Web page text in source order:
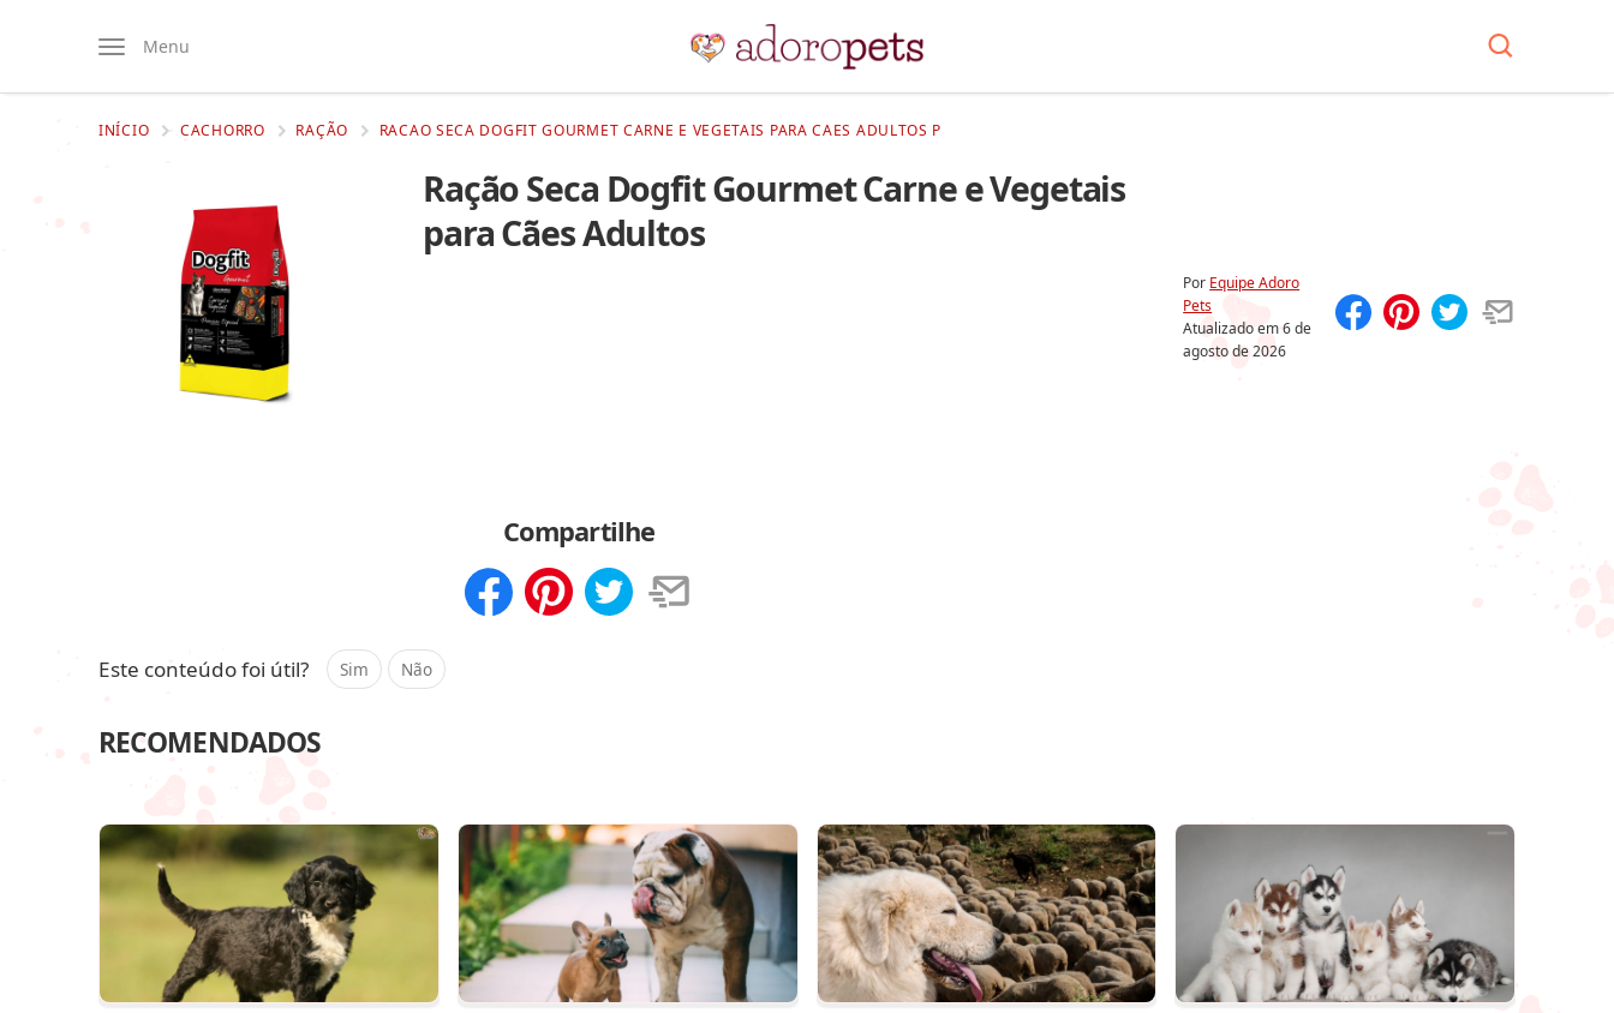
Menu
INÍCIO CACHORRO RAÇÃO RACAO SECA DOGFIT GOURMET CARNE E VEGETAIS PARA CAES ADULTOS P
Ração Seca Dogfit Gourmet Carne e Vegetais
para Cães Adultos
Por Equipe Adoro
Pets
Atualizado em6 de
agosto de 2026
Compartilhe
Este conteúdo foi útil? Sim Não
RECOMENDADOS